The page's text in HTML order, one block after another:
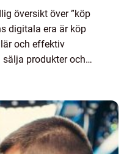
översikt över ”köp
digitala era är köp
och effektiv
produkter och